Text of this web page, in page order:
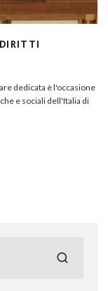
dedicata è l'occasione
e sociali dell'Italia di